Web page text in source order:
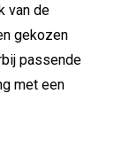
van de
gekozen
passende
met een